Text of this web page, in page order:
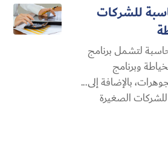
للشركات
لتشمل برنامج
وبرنامج
بالإضافة إلى...
الصغيرة